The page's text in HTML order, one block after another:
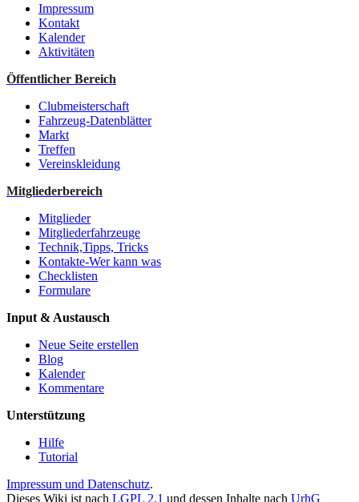
Impressum
Kontakt
Kalender
Aktivitäten
Öffentlicher Bereich
Clubmeisterschaft
Fahrzeug-Datenblätter
Markt
Treffen
Vereinskleidung
Mitgliederbereich
Mitglieder
Mitgliederfahrzeuge
Technik,Tipps, Tricks
Kontakte-Wer kann was
Checklisten
Formulare
Input & Austausch
Neue Seite erstellen
Blog
Kalender
Kommentare
Unterstützung
Hilfe
Tutorial
Impressum und Datenschutz.
Dieses Wiki ist nach LGPL 2.1 und dessen Inhalte nach UrhG